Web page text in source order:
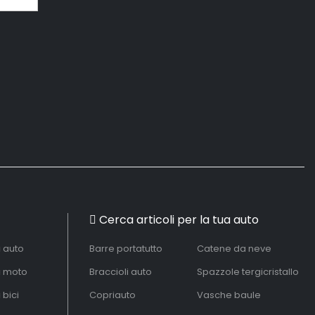
auto
moto
bici
Cerca articoli per la tua auto
Barre portatutto
Braccioli auto
Copriauto
Catene da neve
Spazzole tergicristallo
Vasche baule